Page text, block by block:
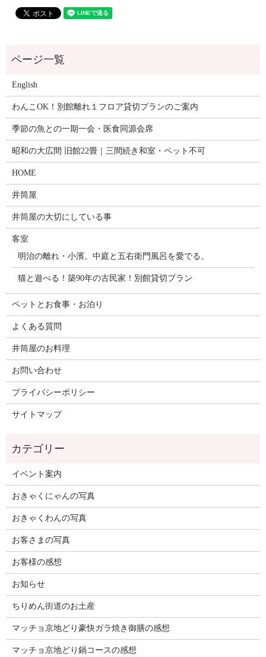
English
わんこOK！別館離れ１フロア貸切プランのご案内
季節の魚との一期一会・医食同源会席
昭和の大広間 旧館22畳｜三間続き和室・ペット不可
HOME
井筒屋
井筒屋の大切にしている事
客室
明治の離れ・小濱。中庭と五右衛門風呂を愛でる。
猫と遊べる！築90年の古民家！別館貸切プラン
ペットとお食事・お泊り
よくある質問
井筒屋のお料理
お問い合わせ
プライバシーポリシー
サイトマップ
イベント案内
おきゃくにゃんの写真
おきゃくわんの写真
お客さまの写真
お客様の感想
お知らせ
ちりめん街道のお土産
マッチョ京地どり豪快ガラ焼き御膳の感想
マッチョ京地どり鍋コースの感想